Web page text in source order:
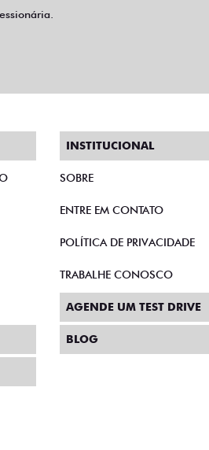
CRONOS
DRIVE 1.0 FLEX 4P 2027
DRIVE 1.0 MT FLEX